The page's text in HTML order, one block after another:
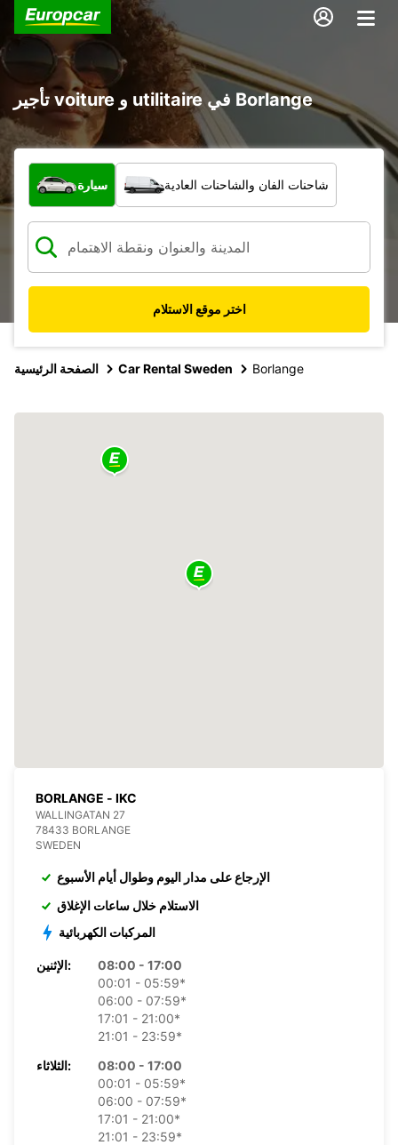
تأجير voiture و utilitaire في Borlange
ما نوع المركبة؟
سيارة شاحنات الفان والشاحنات العادية
اختر موقع الاستلام
الصفحة الرئيسية Car Rental Sweden Borlange
BORLANGE - IKC
WALLINGATAN 27
78433 BORLANGE
SWEDEN
الإرجاع على مدار اليوم وطوال أيام الأسبوع
الاستلام خلال ساعات الإغلاق
المركبات الكهربائية
الإثنين:
08:00 - 17:00
00:01 - 05:59*
06:00 - 07:59*
17:01 - 21:00*
21:01 - 23:59*
الثلاثاء:
08:00 - 17:00
00:01 - 05:59*
06:00 - 07:59*
17:01 - 21:00*
21:01 - 23:59*